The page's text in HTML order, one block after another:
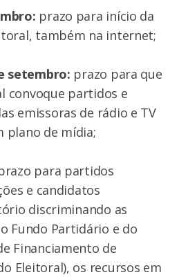
prazo para início da
também na internet;
setembro: prazo para que
convoque partidos e
emissoras de rádio e TV
plano de mídia;
para partidos
e candidatos
discriminando as
Fundo Partidário e do
Financiamento de
Eleitoral), os recursos em